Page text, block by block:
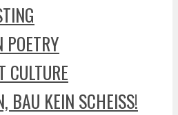
POETRY
CULTURE
BAU KEIN SCHEISS!